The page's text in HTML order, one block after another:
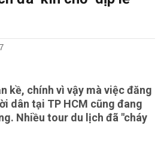
kề, chính vì vậy mà việc đăng
dân tại TP HCM cũng đang
Nhiều tour du lịch đã "cháy